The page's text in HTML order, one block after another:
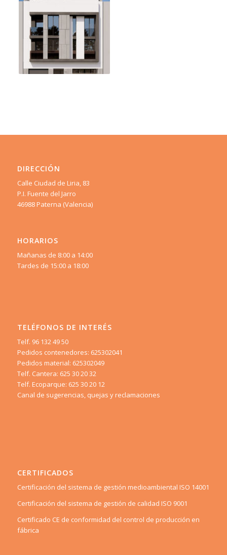
DIRECCIÓN
Calle Ciudad de Liria, 83
P.I. Fuente del Jarro
46988 Paterna (Valencia)
HORARIOS
Mañanas de 8:00 a 14:00
Tardes de 15:00 a 18:00
TELÉFONOS DE INTERÉS
Telf. 96 132 49 50
Pedidos contenedores: 625302041
Pedidos material: 625302049
Telf. Cantera: 625 30 20 32
Telf. Ecoparque: 625 30 20 12
Canal de sugerencias, quejas y reclamaciones
CERTIFICADOS
Certificación del sistema de gestión medioambiental ISO 14001
Certificación del sistema de gestión de calidad ISO 9001
Certificado CE de conformidad del control de producción en
fábrica